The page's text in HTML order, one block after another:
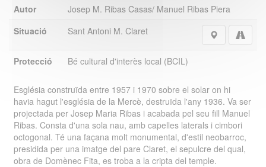
Autor
Josep M. Ribas Casas/ Manuel Ribas Piera
Situació
Sant Antoni M. Claret
Protecció Bé cultural d'interès local (BCIL)
Església construïda entre 1957 i 1970 sobre el solar on hi
havia hagut l'església de la Mercè, destruïda l'any 1936. Va ser
projectada per Josep Maria Ribas i acabada pel seu fill Manuel
Ribas. Consta d'una sola nau, amb capelles laterals i cimbori
octogonal. Té una façana molt monumental, d'estil neobarroc,
presidida per una imatge del pare Claret, el sepulcre del qual,
obra de Domènec Fita, es troba a la cripta del temple.